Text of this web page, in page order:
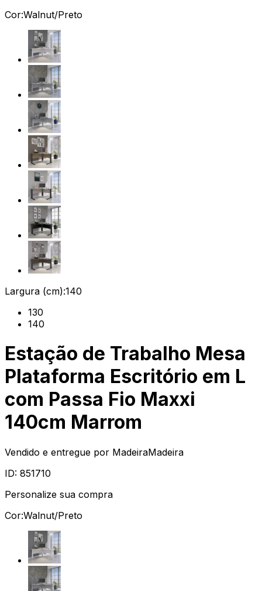
Cor:Walnut/Preto
Largura (cm):140
130
140
Estação de Trabalho Mesa
Plataforma Escritório em L
com Passa Fio Maxxi
140cm Marrom
Vendido e entregue por MadeiraMadeira
ID: 851710
Personalize sua compra
Cor:Walnut/Preto